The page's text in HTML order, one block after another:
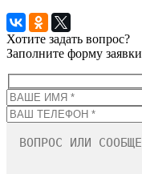
Хотите задать вопрос?
Заполните форму